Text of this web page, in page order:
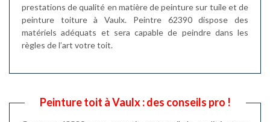
prestations de qualité en matière de peinture sur tuile et de
peinture toiture à Vaulx. Peintre 62390 dispose des
matériels adéquats et sera capable de peindre dans les
règles de l’art votre toit.
Peinture toit à Vaulx : des conseils pro !